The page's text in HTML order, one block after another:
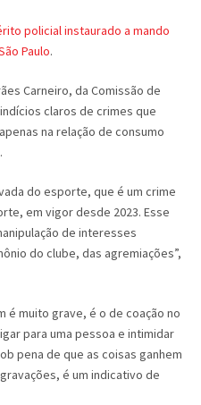
policial instaurado a mando
Paulo.
Carneiro, da Comissão de
claros de crimes que
na relação de consumo
do esporte, que é um crime
em vigor desde 2023. Esse
de interesses
do clube, das agremiações”,
é muito grave, é o de coação no
para uma pessoa e intimidar
pena de que as coisas ganhem
é um indicativo de